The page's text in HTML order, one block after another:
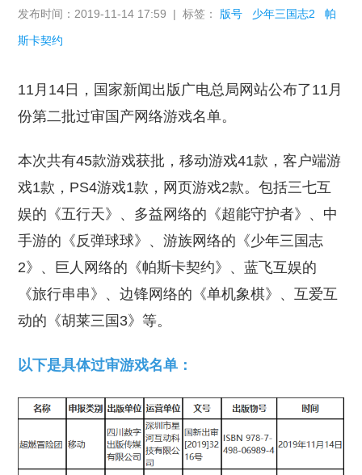
发布时间：2019-11-14 17:59 | 标签： 版号 少年三国志2 帕
斯卡契约
11月14日，国家新闻出版广电总局网站公布了11月
份第二批过审国产网络游戏名单。
本次共有45款游戏获批，移动游戏41款，客户端游
戏1款，PS4游戏1款，网页游戏2款。包括三七互
娱的《五行天》、多益网络的《超能守护者》、中
手游的《反弹球球》、游族网络的《少年三国志
2》、巨人网络的《帕斯卡契约》、蓝飞互娱的
《旅行串串》、边锋网络的《单机象棋》、互爱互
动的《胡莱三国3》等。
以下是具体过审游戏名单：